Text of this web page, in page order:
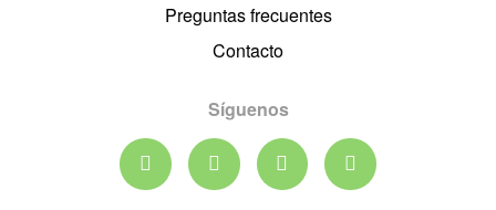
Preguntas frecuentes
Contacto
Síguenos